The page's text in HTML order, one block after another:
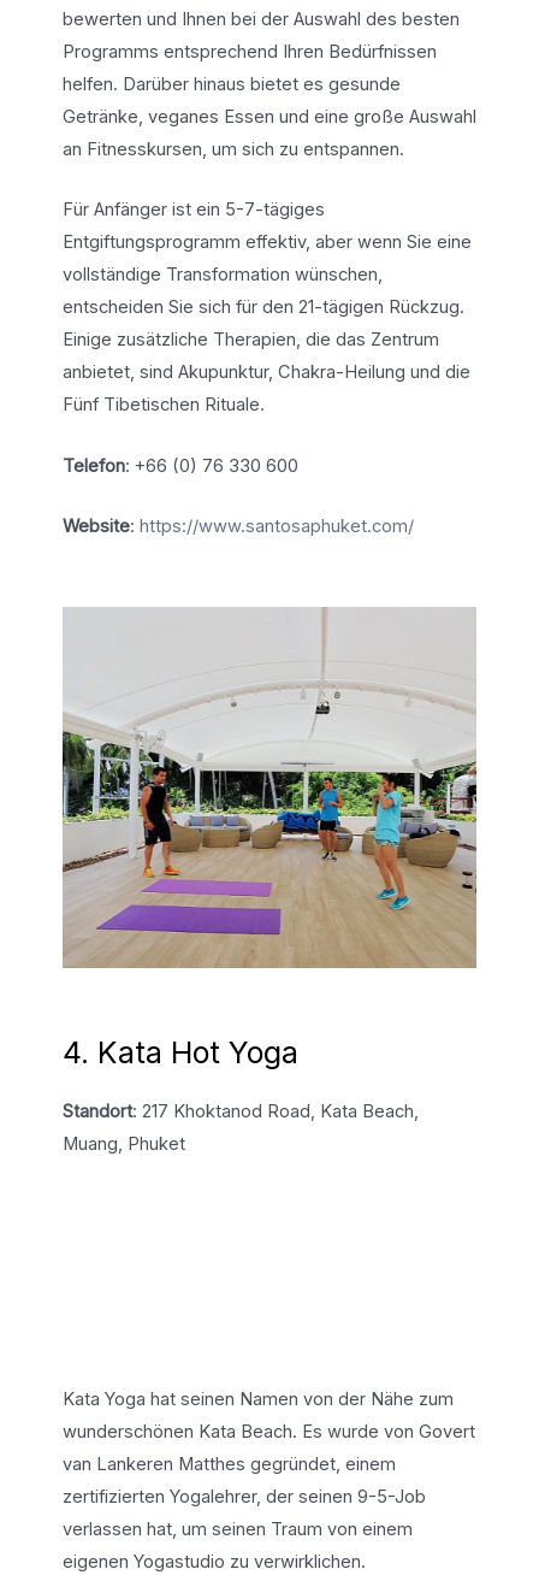
bewerten und Ihnen bei der Auswahl des besten
Programms entsprechend Ihren Bedürfnissen
helfen. Darüber hinaus bietet es gesunde
Getränke, veganes Essen und eine große Auswahl
an Fitnesskursen, um sich zu entspannen.
Für Anfänger ist ein 5-7-tägiges
Entgiftungsprogramm effektiv, aber wenn Sie eine
vollständige Transformation wünschen,
entscheiden Sie sich für den 21-tägigen Rückzug.
Einige zusätzliche Therapien, die das Zentrum
anbietet, sind Akupunktur, Chakra-Heilung und die
Fünf Tibetischen Rituale.
Telefon: +66 (0) 76 330 600
Website: https://www.santosaphuket.com/
4. Kata Hot Yoga
Standort: 217 Khoktanod Road, Kata Beach,
Muang, Phuket
Kata Yoga hat seinen Namen von der Nähe zum
wunderschönen Kata Beach. Es wurde von Govert
van Lankeren Matthes gegründet, einem
zertifizierten Yogalehrer, der seinen 9-5-Job
verlassen hat, um seinen Traum von einem
eigenen Yogastudio zu verwirklichen.